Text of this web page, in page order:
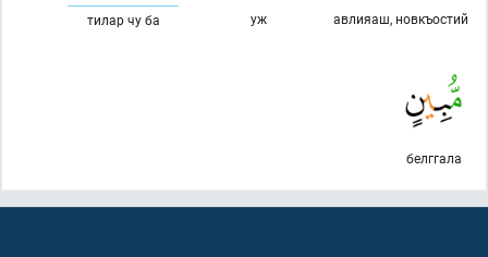
авлияаш, новкъостий
уж
тилар чу ба
белггала